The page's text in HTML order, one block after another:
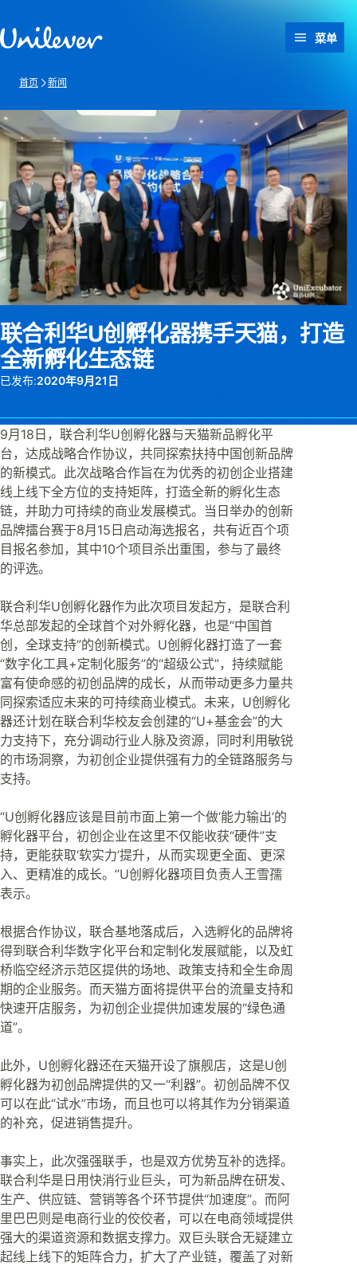
菜单
首页 新闻
联合利华U创孵化器携手天猫，打造
全新孵化生态链
已发布:2020年9月21日
9月18日，联合利华U创孵化器与天猫新品孵化平
台，达成战略合作协议，共同探索扶持中国创新品牌
的新模式。此次战略合作旨在为优秀的初创企业搭建
线上线下全方位的支持矩阵，打造全新的孵化生态
链，并助力可持续的商业发展模式。当日举办的创新
品牌擂台赛于8月15日启动海选报名，共有近百个项
目报名参加，其中10个项目杀出重围，参与了最终
的评选。
联合利华U创孵化器作为此次项目发起方，是联合利
华总部发起的全球首个对外孵化器，也是“中国首
创，全球支持”的创新模式。U创孵化器打造了一套
“数字化工具+定制化服务”的“超级公式”，持续赋能
富有使命感的初创品牌的成长，从而带动更多力量共
同探索适应未来的可持续商业模式。未来，U创孵化
器还计划在联合利华校友会创建的“U+基金会”的大
力支持下，充分调动行业人脉及资源，同时利用敏锐
的市场洞察，为初创企业提供强有力的全链路服务与
支持。
“U创孵化器应该是目前市面上第一个做‘能力输出’的
孵化器平台，初创企业在这里不仅能收获“硬件”支
持，更能获取‘软实力’提升，从而实现更全面、更深
入、更精准的成长。”U创孵化器项目负责人王雪孺
表示。
根据合作协议，联合基地落成后，入选孵化的品牌将
得到联合利华数字化平台和定制化发展赋能，以及虹
桥临空经济示范区提供的场地、政策支持和全生命周
期的企业服务。而天猫方面将提供平台的流量支持和
快速开店服务，为初创企业提供加速发展的“绿色通
道”。
此外，U创孵化器还在天猫开设了旗舰店，这是U创
孵化器为初创品牌提供的又一“利器”。初创品牌不仅
可以在此“试水”市场，而且也可以将其作为分销渠道
的补充，促进销售提升。
事实上，此次强强联手，也是双方优势互补的选择。
联合利华是日用快消行业巨头，可为新品牌在研发、
生产、供应链、营销等各个环节提供“加速度”。而阿
里巴巴则是电商行业的佼佼者，可以在电商领域提供
强大的渠道资源和数据支撑力。双巨头联合无疑建立
起线上线下的矩阵合力，扩大了产业链，覆盖了对新